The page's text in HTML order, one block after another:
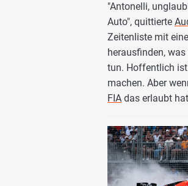
"Antonelli,
Auto", quittierte
Zeitenliste mit
herausfinden,
tun. Hoffentlich
machen. Aber
FIA das erlaubt